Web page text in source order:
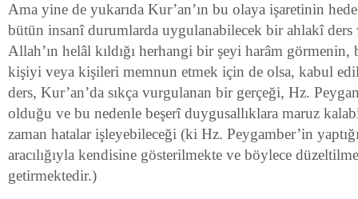
Ama yine de yukarıda Kur’an’ın bu olaya işaretinin
bütün insanî durumlarda uygulanabilecek bir ahlakî
Allah’ın helâl kıldığı herhangi bir şeyi harâm görmenin,
kişiyi veya kişileri memnun etmek için de olsa, kabul
ders, Kur’an’da sıkça vurgulanan bir gerçeği, Hz.
olduğu ve bu nedenle beşerî duygusallıklara maruz
zaman hatalar işleyebileceği (ki Hz. Peygamber’in
aracılığıyla kendisine gösterilmekte ve böylece
getirmektedir.)